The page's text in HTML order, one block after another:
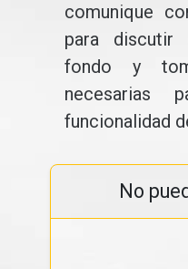
comunique
para
fondo y
necesarias
funcionalidad
No